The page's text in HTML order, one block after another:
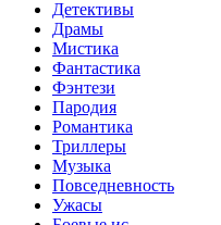
Детективы
Драмы
Мистика
Фантастика
Фэнтези
Пародия
Романтика
Триллеры
Музыка
Повседневность
Ужасы